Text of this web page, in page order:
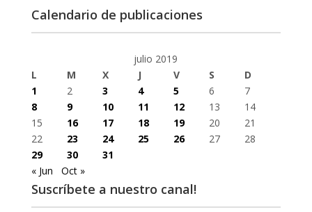
Calendario de publicaciones
julio 2019
L
M X J V S
D
1
2 3 4 5 6
7
8
9 10 11 12 13
14
15
16 17 18 19 20
21
22
23 24 25 26 27
28
29
30
31
« Jun
Oct »
Suscríbete a nuestro canal!